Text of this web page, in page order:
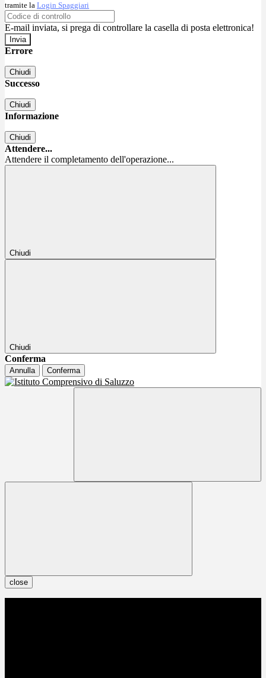
tramite la Login Spaggiari
E-mail inviata, si prega di controllare la casella di posta elettronica!
Errore
Chiudi
Successo
Chiudi
Informazione
Chiudi
Attendere...
Attendere il completamento dell'operazione...
Chiudi
Chiudi
Conferma
Annulla Conferma
close